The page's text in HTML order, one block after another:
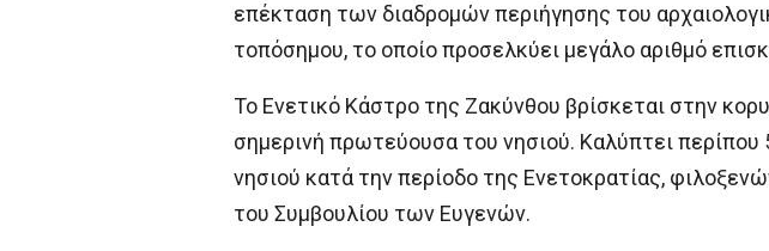
επέκταση των διαδρομών περιήγησης του
τοπόσημου, το οποίο προσελκύει μεγάλο αριθμό
Το Ενετικό Κάστρο της Ζακύνθου βρίσκεται στην
σημερινή πρωτεύουσα του νησιού. Καλύπτει
νησιού κατά την περίοδο της Ενετοκρατίας,
του Συμβουλίου των Ευγενών.